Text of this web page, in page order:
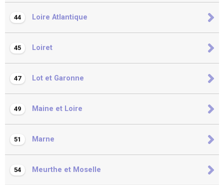
44 Loire Atlantique
45 Loiret
47 Lot et Garonne
49 Maine et Loire
51 Marne
54 Meurthe et Moselle